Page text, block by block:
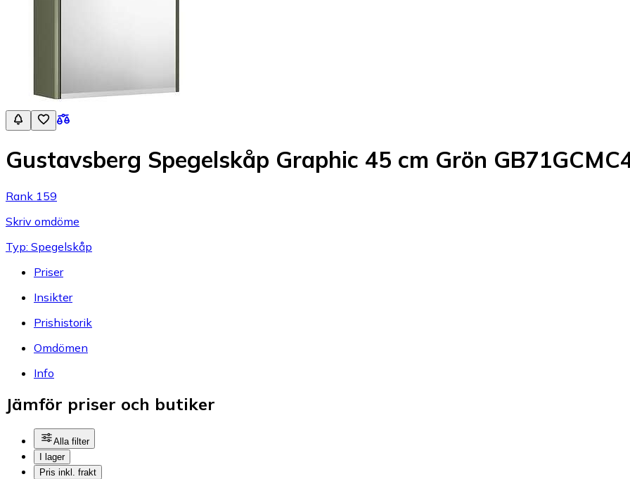
Gustavsberg Spegelskåp Graphic 45 cm Grön
Rank 159
Skriv omdöme
Typ: Spegelskåp
Priser
Insikter
Prishistorik
Omdömen
Info
Jämför priser och butiker
Alla filter
I lager
Pris inkl. frakt